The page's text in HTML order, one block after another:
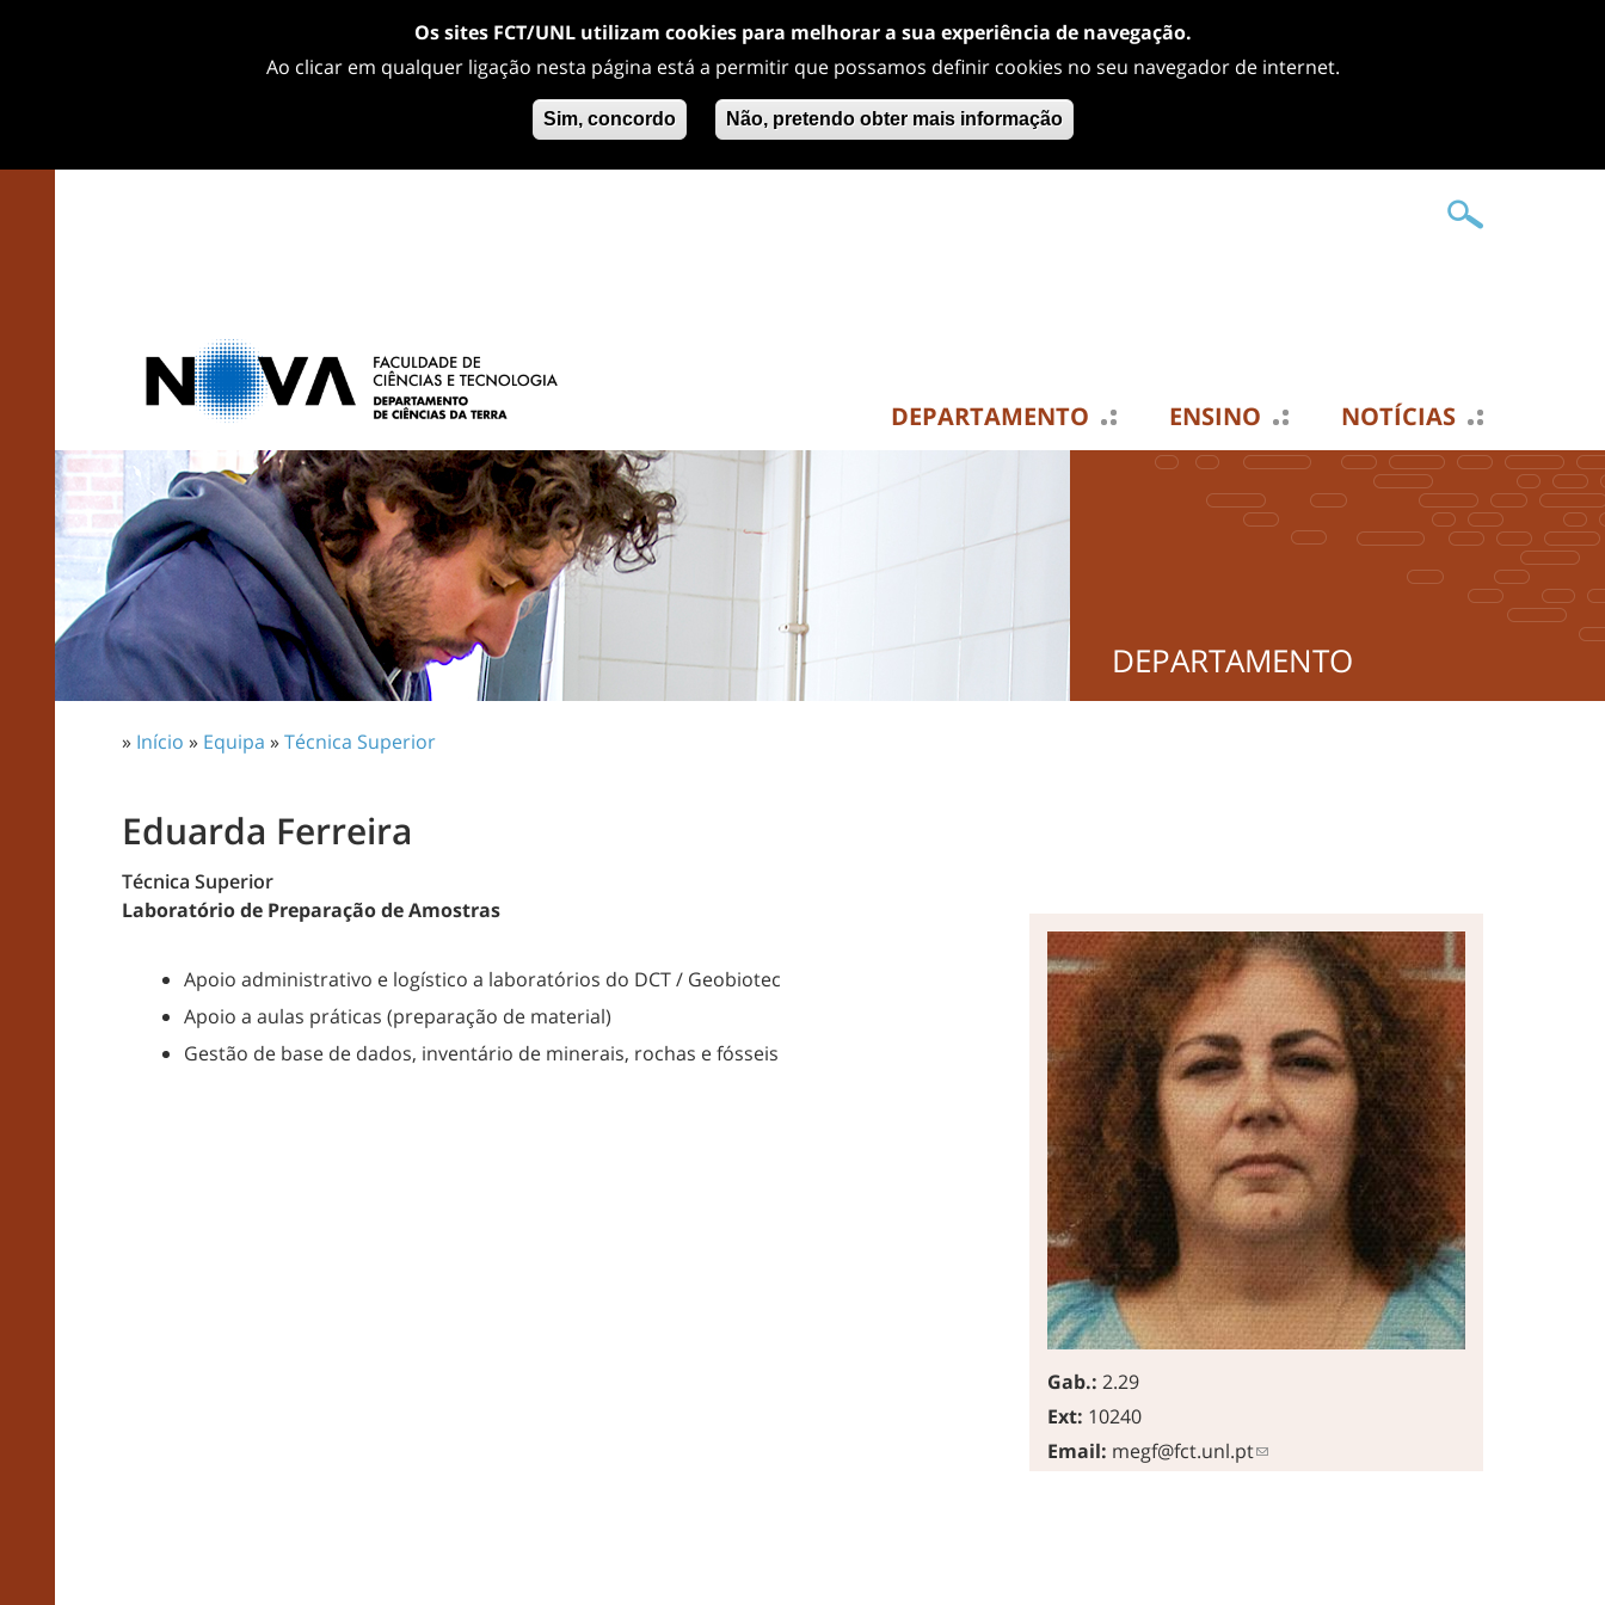
Os sites FCT/UNL utilizam cookies para melhorar a sua experiência de navegação.
Ao clicar em qualquer ligação nesta página está a permitir que possamos definir cookies no seu navegador de internet.
Sim, concordo Não, pretendo obter mais informação
DEPARTAMENTO ENSINO NOTÍCIAS
DEPARTAMENTO
» Início » Equipa »Técnica Superior
Eduarda Ferreira
Técnica Superior
Gab.: 2.29
Ext: 10240
Email: megf@fct.unl.pt
Laboratório de Preparação de Amostras
Apoio administrativo e logístico a laboratórios do DCT / Geobiotec
Apoio a aulas práticas (preparação de material)
Gestão de base de dados, inventário de minerais, rochas e fósseis